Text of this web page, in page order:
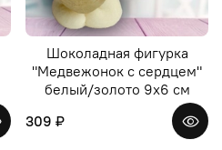
Шоколадная фигурка
"Медвежонок с сердцем"
белый/золото 9х6 см
309 ₽